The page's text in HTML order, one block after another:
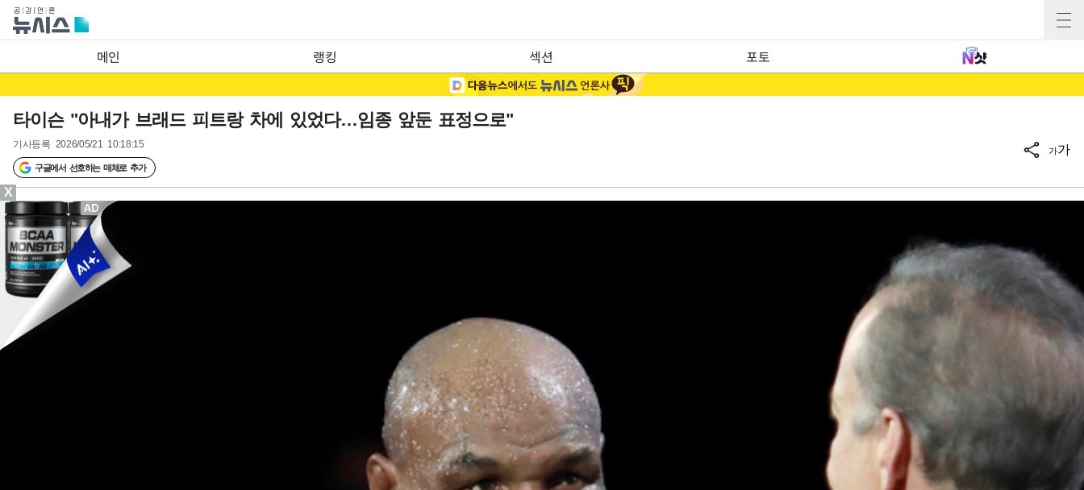
메인 랭킹 섹션 포토
타이슨 "아내가 브래드 피트랑 차에 있었다…임종 앞둔 표정으로"
기사등록 2026/05/21 10:18:15
구글에서 선호하는 매체로 추가
가가
X